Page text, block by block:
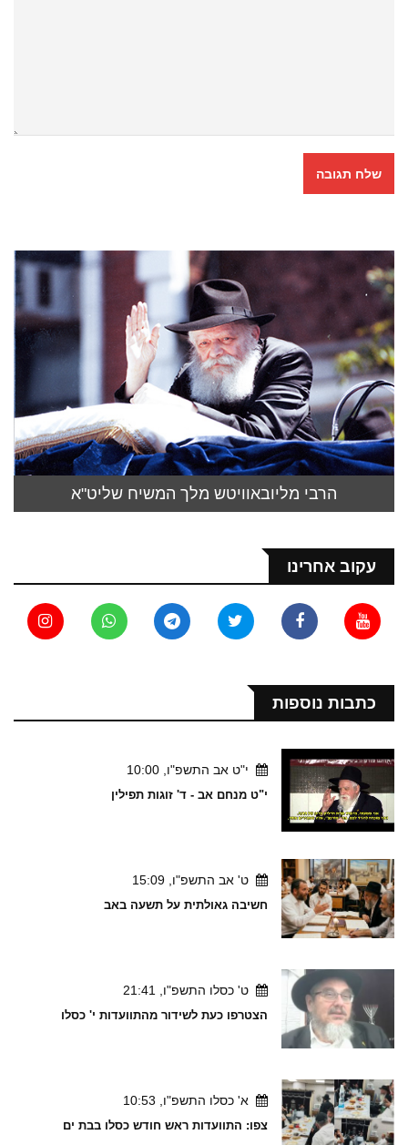
הרבי מליובאוויטש מלך המשיח שליט"א
עקוב אחרינו
כתבות נוספות
י"ט אב התשפ"ו, 10:00
י"ט מנחם אב - ד' זוגות תפילין
ט' אב התשפ"ו, 15:09
חשיבה גאולתית על תשעה באב
ט' כסלו התשפ"ו, 21:41
הצטרפו כעת לשידור מהתוועדות י' כסלו
א' כסלו התשפ"ו, 10:53
צפו: התוועדות ראש חודש כסלו בבת ים